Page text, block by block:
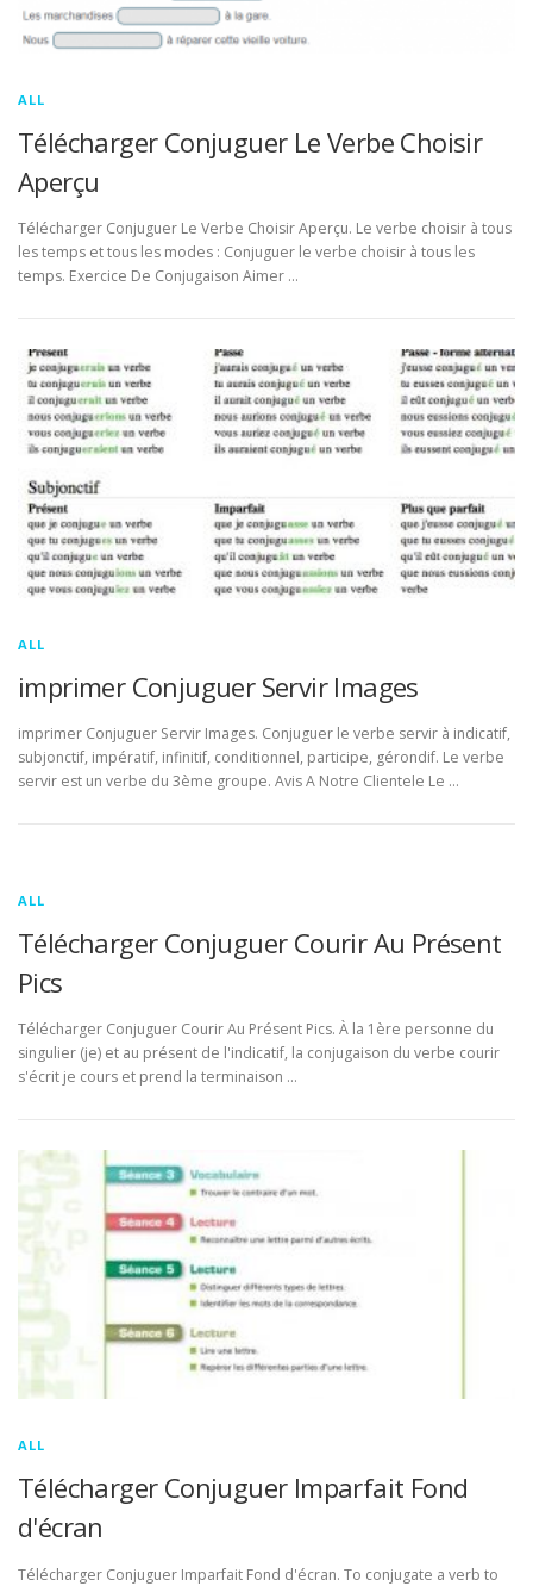
ALL
Télécharger Conjuguer Le Verbe Choisir
Aperçu
Télécharger Conjuguer Le Verbe Choisir Aperçu. Le verbe choisir à tous
les temps et tous les modes : Conjuguer le verbe choisir à tous les
temps. Exercice De Conjugaison Aimer …
ALL
imprimer Conjuguer Servir Images
imprimer Conjuguer Servir Images. Conjuguer le verbe servir à indicatif,
subjonctif, impératif, infinitif, conditionnel, participe, gérondif. Le verbe
servir est un verbe du 3ème groupe. Avis A Notre Clientele Le …
ALL
Télécharger Conjuguer Courir Au Présent
Pics
Télécharger Conjuguer Courir Au Présent Pics. À la 1ère personne du
singulier (je) et au présent de l'indicatif, la conjugaison du verbe courir
s'écrit je cours et prend la terminaison …
ALL
Télécharger Conjuguer Imparfait Fond
d'écran
Télécharger Conjuguer Imparfait Fond d'écran. To conjugate a verb to